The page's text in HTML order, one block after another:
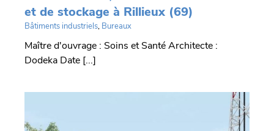
et de stockage à Rillieux (69)
Bâtiments industriels, Bureaux
Maître d'ouvrage : Soins et Santé Architecte :
Dodeka Date [...]